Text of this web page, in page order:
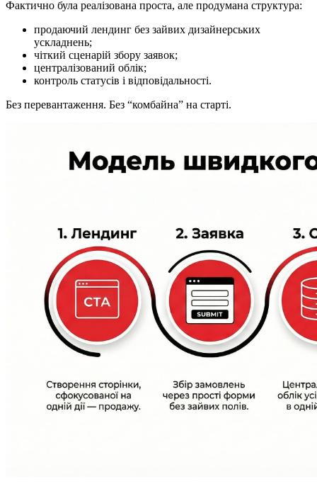
Фактично була реалізована проста, але продумана структура:
продаючий лендинг без зайвих дизайнерських
ускладнень;
чіткий сценарій збору заявок;
централізований облік;
контроль статусів і відповідальності.
Без перевантаження. Без “комбайна” на старті.